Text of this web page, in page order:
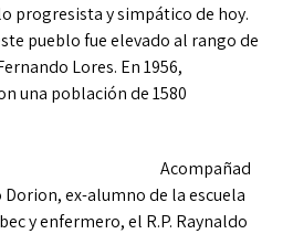
progresista y simpático de hoy.
pueblo fue elevado al rango de
Lores. En 1956,
una población de 1580
Acompañad
ex-alumno de la escuela
y enfermero, el R.P. Raynaldo